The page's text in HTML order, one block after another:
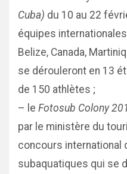
Cuba) du 10 au 22
équipes
Belize, Canada,
se dérouleront en 13
de 150 athlètes ;
– le Fotosub Colony
par le ministère du
concours international
subaquatiques qui se